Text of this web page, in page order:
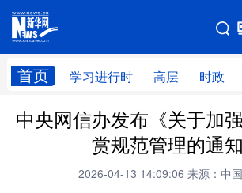
首页 学习进行时 高层 时政
网站地图
学习进行时 高层 时政
财经 网评
中央网信办发布《关于加
赏规范管理的通知
2026-04-13 14:09:06 来源：中